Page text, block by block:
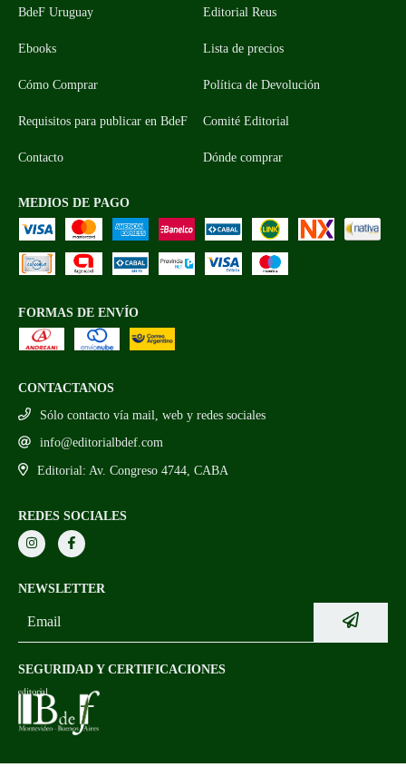
BdeF Uruguay Editorial Reus
Ebooks Lista de precios
Cómo Comprar Política de Devolución
Requisitos para publicar en BdeF Comité Editorial
Contacto Dónde comprar
MEDIOS DE PAGO
FORMAS DE ENVÍO
CONTACTANOS
Sólo contacto vía mail, web y redes sociales
info@editorialbdef.com
Editorial: Av. Congreso 4744, CABA
REDES SOCIALES
NEWSLETTER
SEGURIDAD Y CERTIFICACIONES